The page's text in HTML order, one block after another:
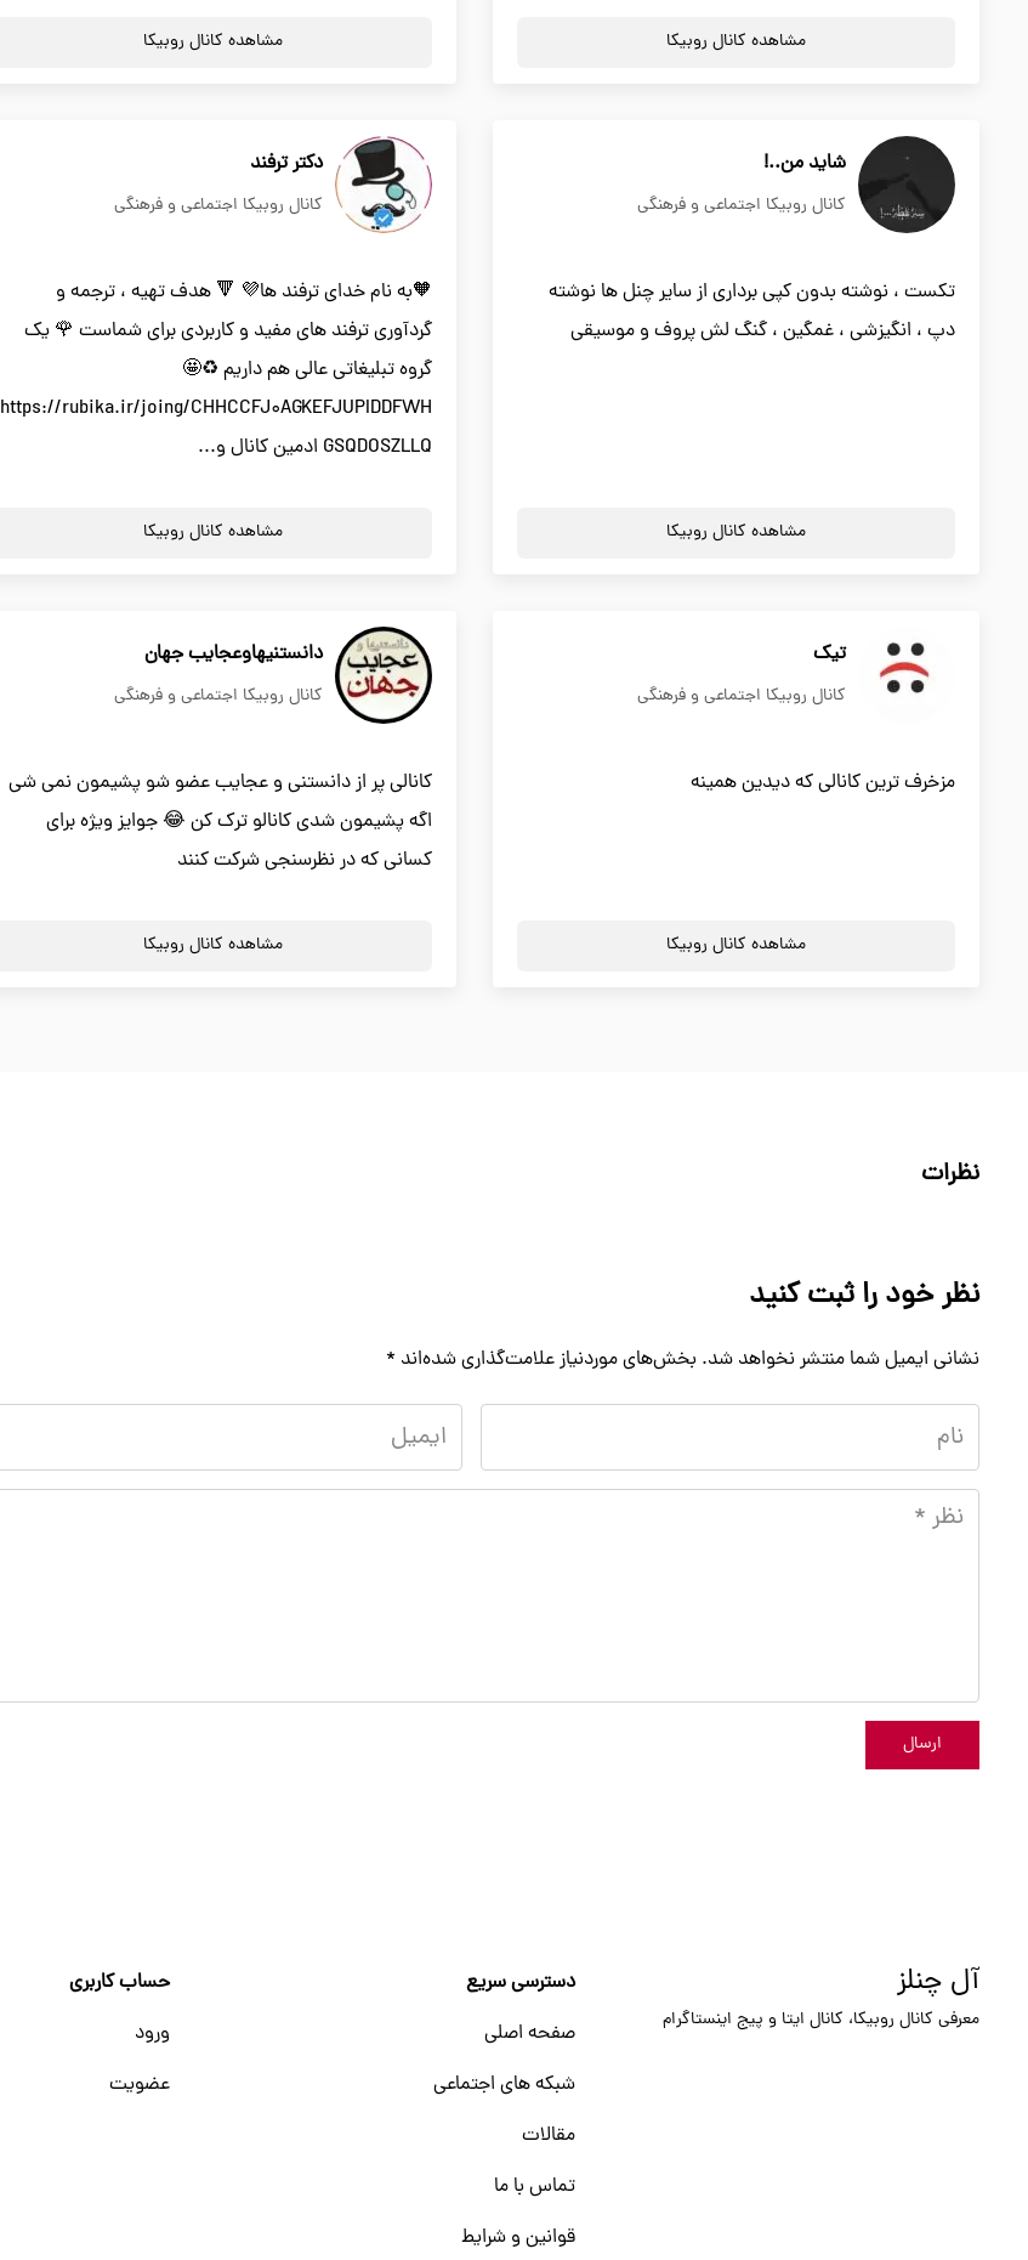
مشاهده کانال روبیکا مشاهده کانال روبیکا
شاید من..!
کانال روبیکا اجتماعی و فرهنگی
تکست ، نوشته بدون کپی برداری از سایر چنل ها نوشته
دپ ، انگیزشی ، غمگین ، گنگ لش پروف و موسیقی
مشاهده کانال روبیکا
دکتر ترفند
کانال روبیکا اجتماعی و فرهنگی
🧡به نام خدای ترفند ها💜 🔻 هدف تهیه ، ترجمه و
گردآوری ترفند های مفید و کاربردی برای شماست 🌹 یک
گروه تبلیغاتی عالی هم داریم ♻️🤩
https://rubika.ir/joing/CHHCCFJ0AGKEFJUPIDDFWH
GSQDOSZLLQ ادمین کانال و...
مشاهده کانال روبیکا
تیک
کانال روبیکا اجتماعی و فرهنگی
مزخرف ترین کانالی که دیدین همینه
مشاهده کانال روبیکا
دانستنیهاوعجایب جهان
کانال روبیکا اجتماعی و فرهنگی
کانالی پر از دانستنی و عجایب عضو شو پشیمون نمی شی
اگه پشیمون شدی کانالو ترک کن 😂 جوایز ویژه برای
کسانی که در نظرسنجی شرکت کنند
مشاهده کانال روبیکا
نظرات
نظر خود را ثبت کنید
نشانی ایمیل شما منتشر نخواهد شد. بخش‌های موردنیاز علامت‌گذاری شده‌اند *
ارسال
دسترسی سریع
صفحه اصلی
شبکه های اجتماعی
مقالات
تماس با ما
قوانین و شرایط
حساب کاربری
ورود
عضویت
آل چنلز
معرفی کانال روبیکا، کانال ایتا و پیج اینستاگرام